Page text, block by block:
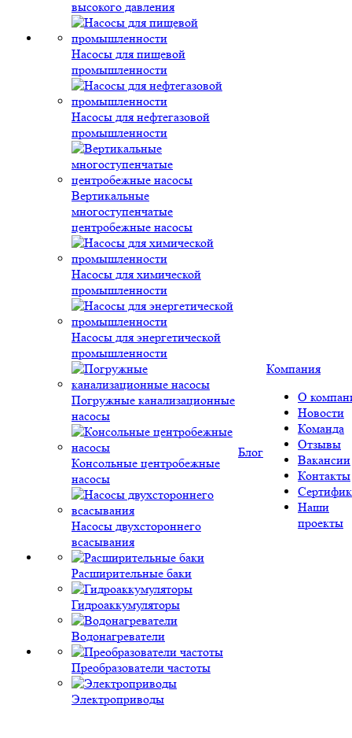
высокого давления
Насосы для пищевой
промышленности
Насосы для нефтегазовой
промышленности
Вертикальные
многоступенчатые
центробежные насосы
Насосы для химической
промышленности
Насосы для энергетической
промышленности
Погружные канализационные
насосы
Консольные центробежные
насосы
Насосы двухстороннего
всасывания
Расширительные баки
Гидроаккумуляторы
Водонагреватели
Преобразователи частоты
Электроприводы
Блог
Компания
О
Новости
Команда
Отзывы
Вакансии
Контакты
Наши
проекты